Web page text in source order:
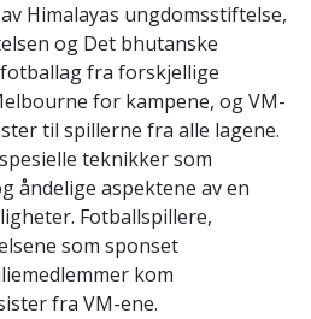
Himalayas ungdomsstiftelse,
og Det bhutanske
fra forskjellige
for kampene, og VM-
til spillerne fra alle lagene.
teknikker som
åndelige aspektene av en
Fotballspillere,
som sponset
kom
fra VM-ene.